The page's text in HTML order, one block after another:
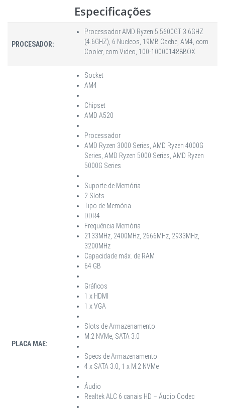
Especificações
PROCESADOR:
Processador AMD Ryzen 5 5600GT 3.6GHZ
(4.6GHZ), 6 Nucleos, 19MB Cache, AM4, com
Cooler, com Video, 100-100001488BOX
PLACA MAE:
Socket
AM4
Chipset
AMD A520
Processador
AMD Ryzen 3000 Series, AMD Ryzen 4000G
Series, AMD Ryzen 5000 Series, AMD Ryzen
5000G Series
Suporte de Memória
2 Slots
Tipo de Memória
DDR4
Frequência Memória
2133MHz, 2400MHz, 2666MHz, 2933MHz,
3200MHz
Capacidade máx. de RAM
64 GB
Gráficos
1 x HDMI
1 x VGA
Slots de Armazenamento
M.2 NVMe, SATA 3.0
Specs de Armazenamento
4 x SATA 3.0, 1 x M.2 NVMe
Áudio
Realtek ALC 6 canais HD – Áudio Codec